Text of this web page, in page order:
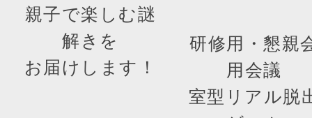
親子で楽しむ謎
解きを
お届けします！
研修用・懇親
用会議
室型リアル脱